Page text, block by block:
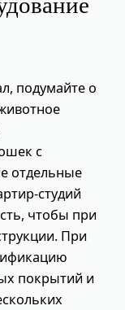
подумайте о
с
отдельные
студий
чтобы при
При
покрытий и